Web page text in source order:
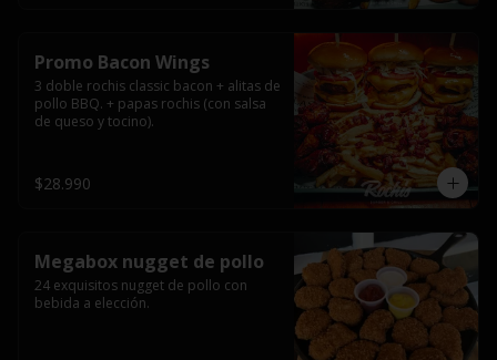
Promo Bacon Wings
3 doble rochis classic bacon + alitas de
pollo BBQ. + papas rochis (con salsa
de queso y tocino).
$28.990
Megabox nugget de pollo
24 exquisitos nugget de pollo con
bebida a elección.